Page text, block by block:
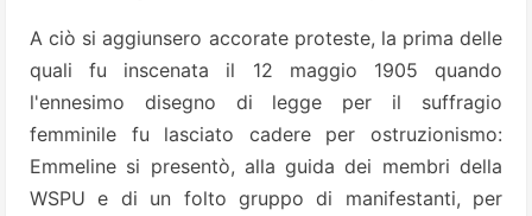
A ciò si aggiunsero accorate proteste, la prima delle
quali fu inscenata il 12 maggio 1905 quando
l'ennesimo disegno di legge per il suffragio
femminile fu lasciato cadere per ostruzionismo:
Emmeline si presentò, alla guida dei membri della
WSPU e di un folto gruppo di manifestanti, per